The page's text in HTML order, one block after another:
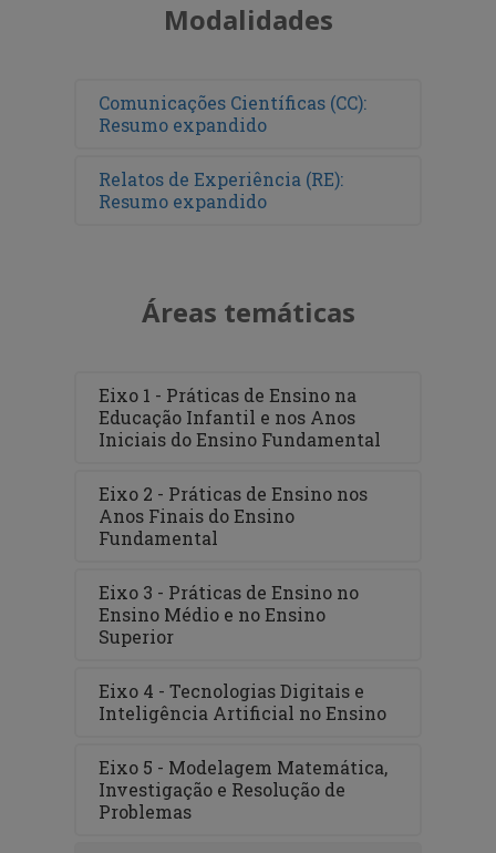
Modalidades
Comunicações Científicas (CC):
Resumo expandido
Relatos de Experiência (RE):
Resumo expandido
Áreas temáticas
Eixo 1 - Práticas de Ensino na
Educação Infantil e nos Anos
Iniciais do Ensino Fundamental
Eixo 2 - Práticas de Ensino nos
Anos Finais do Ensino
Fundamental
Eixo 3 - Práticas de Ensino no
Ensino Médio e no Ensino
Superior
Eixo 4 - Tecnologias Digitais e
Inteligência Artificial no Ensino
Eixo 5 - Modelagem Matemática,
Investigação e Resolução de
Problemas